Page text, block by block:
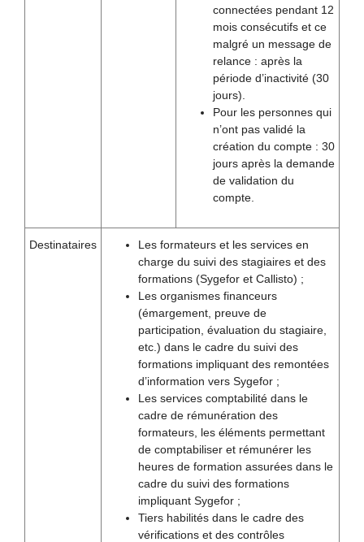
connectées pendant 12
mois consécutifs et ce
malgré un message de
relance : après la
période d’inactivité (30
jours).
Pour les personnes qui
n’ont pas validé la
création du compte : 30
jours après la demande
de validation du
compte.
Destinataires
Les formateurs et les services en
charge du suivi des stagiaires et des
formations (Sygefor et Callisto) ;
Les organismes financeurs
(émargement, preuve de
participation, évaluation du stagiaire,
etc.) dans le cadre du suivi des
formations impliquant des remontées
d’information vers Sygefor ;
Les services comptabilité dans le
cadre de rémunération des
formateurs, les éléments permettant
de comptabiliser et rémunérer les
heures de formation assurées dans le
cadre du suivi des formations
impliquant Sygefor ;
Tiers habilités dans le cadre des
vérifications et des contrôles